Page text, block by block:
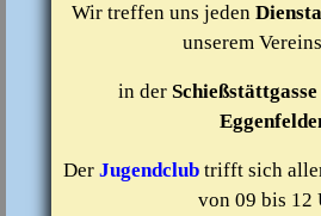
Wir treffen uns jeden
unserem
in der Schießstättgasse
Der Jugendclub trifft sich
von 09 bis 12